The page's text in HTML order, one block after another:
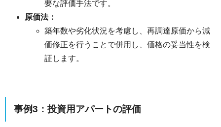
要な評価手法です。
原価法：
築年数や劣化状況を考慮し、再調達原価から減
価修正を行うことで併用し、価格の妥当性を検
証します。
事例3：投資用アパートの評価